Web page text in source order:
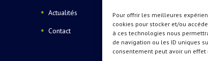
Pour offrir les meilleures
cookies pour stocker et/ou
à ces technologies nous
de navigation ou les ID uniques
consentement peut avoir un
Actualités
Contact